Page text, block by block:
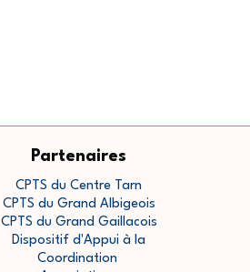
Partenaires
CPTS du Centre Tarn
CPTS du Grand Albigeois
CPTS du Grand Gaillacois
Dispositif d'Appui à la
Coordination